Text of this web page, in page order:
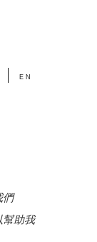
EN
們
幫助我